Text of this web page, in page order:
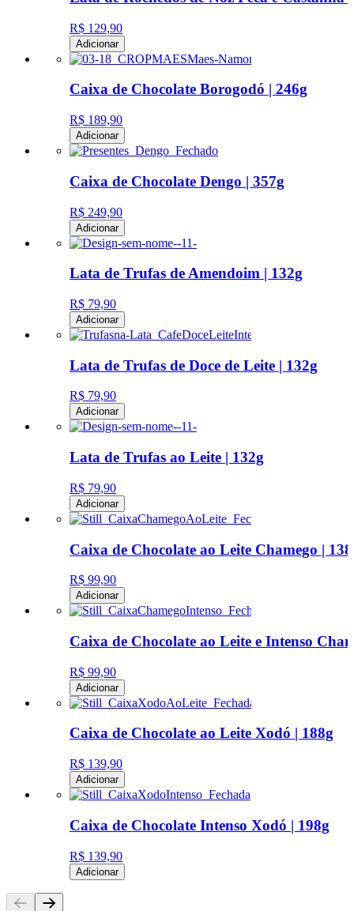
R$ 129,90
Adicionar
Caixa de Chocolate Borogodó | 246g
R$ 189,90
Adicionar
Caixa de Chocolate Dengo | 357g
R$ 249,90
Adicionar
Lata de Trufas de Amendoim | 132g
R$ 79,90
Adicionar
Lata de Trufas de Doce de Leite | 132g
R$ 79,90
Adicionar
Lata de Trufas ao Leite | 132g
R$ 79,90
Adicionar
Caixa de Chocolate ao Leite Chamego |
R$ 99,90
Adicionar
Caixa de Chocolate ao Leite e Intenso
R$ 99,90
Adicionar
Caixa de Chocolate ao Leite Xodó | 188g
R$ 139,90
Adicionar
Caixa de Chocolate Intenso Xodó | 198g
R$ 139,90
Adicionar